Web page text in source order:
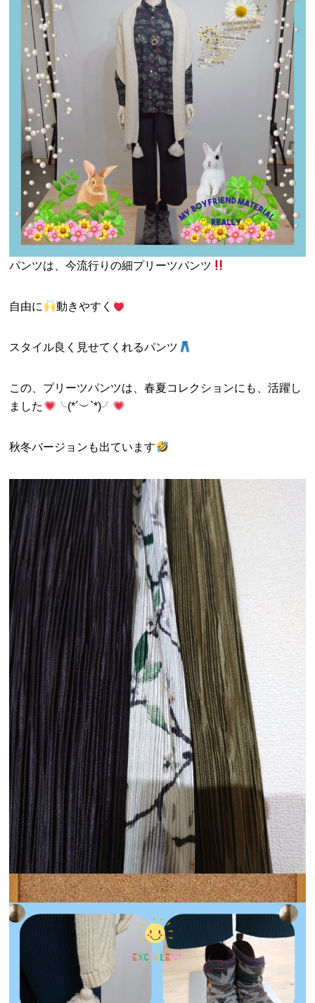
パンツは、今流行りの細プリーツパンツ
自由に 動きやすく
スタイル良く見せてくれるパンツ
この、プリーツパンツは、春夏コレクションにも、活躍し
ました
╰(*´︶`*)╯
秋冬バージョンも出ています